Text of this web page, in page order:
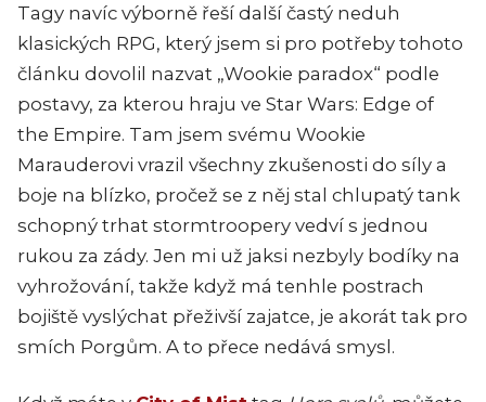
Tagy navíc výborně řeší další častý neduh
klasických RPG, který jsem si pro potřeby tohoto
článku dovolil nazvat „Wookie paradox“ podle
postavy, za kterou hraju ve Star Wars: Edge of
the Empire. Tam jsem svému Wookie
Marauderovi vrazil všechny zkušenosti do síly a
boje na blízko, pročež se z něj stal chlupatý tank
schopný trhat stormtroopery vedví s jednou
rukou za zády. Jen mi už jaksi nezbyly bodíky na
vyhrožování, takže když má tenhle postrach
bojiště vyslýchat přeživší zajatce, je akorát tak pro
smích Porgům. A to přece nedává smysl.